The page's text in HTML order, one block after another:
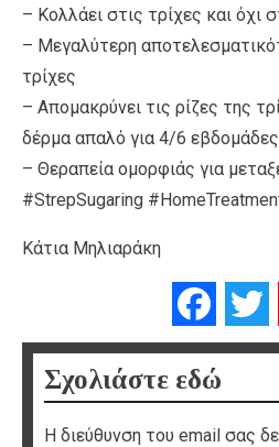
– Κολλάει στις τρίχες και όχι
– Μεγαλύτερη
τρίχες
– Απομακρύνει τις ρίζες της
δέρμα απαλό για 4/6 εβδομάδες
– Θεραπεία ομορφιάς για
#StrepSugaring
Κάτια Μηλιαράκη
Σχολιάστε εδώ
Η διεύθυνση του email σας